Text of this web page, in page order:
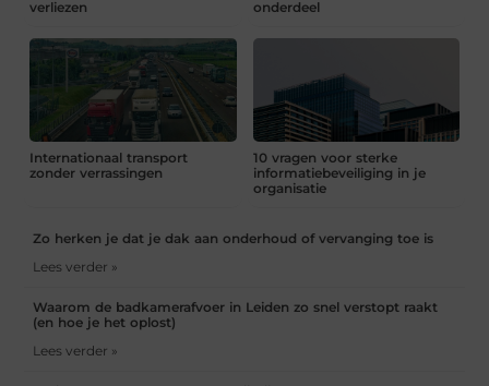
verliezen
onderdeel
Internationaal transport
zonder verrassingen
10 vragen voor sterke
informatiebeveiliging in je
organisatie
Zo herken je dat je dak aan onderhoud of vervanging toe is
Lees verder »
Waarom de badkamerafvoer in Leiden zo snel verstopt raakt
(en hoe je het oplost)
Lees verder »